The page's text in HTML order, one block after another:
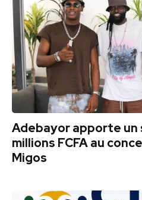
Adebayor apporte un
millions FCFA au
Migos